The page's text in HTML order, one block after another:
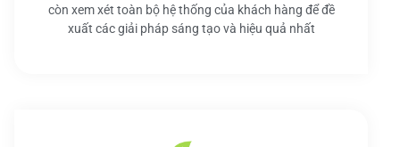
còn xem xét toàn bộ hệ thống của khách hàng để đề
xuất các giải pháp sáng tạo và hiệu quả nhất